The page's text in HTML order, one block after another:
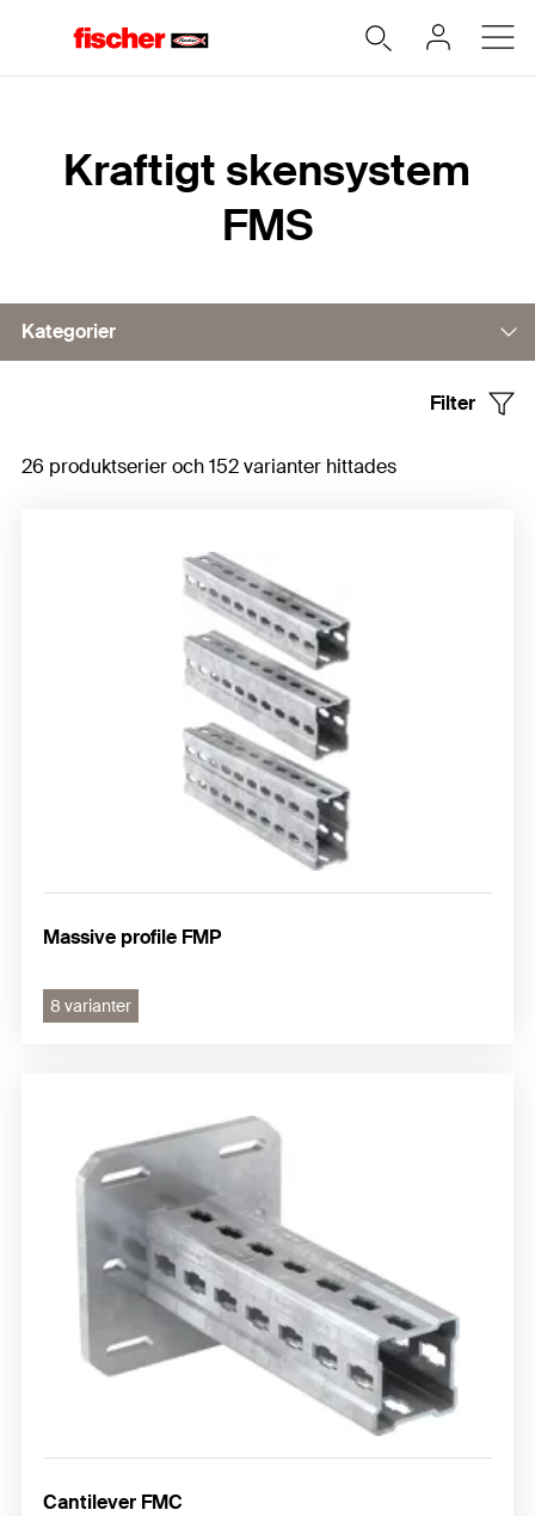
Kraftigt skensystem
FMS
Kategorier
Konsol
Fästpunkt och glidelement
Rörskor och rörklämmor FMS
Filter
26 produktserier och 152 varianter hittades
Massive profile FMP
8 varianter
Cantilever FMC